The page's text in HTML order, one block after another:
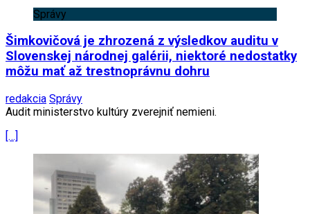
Správy
Šimkovičová je zhrozená z výsledkov auditu v
Slovenskej národnej galérii, niektoré nedostatky
môžu mať až trestnoprávnu dohru
redakcia Správy
Audit ministerstvo kultúry zverejniť nemieni.
[…]